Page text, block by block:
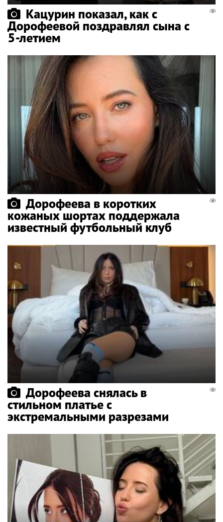
Кацурин показал, как с
Дорофеевой поздравлял сына с
5-летием
Дорофеева в коротких
кожаных шортах поддержала
известный футбольный клуб
Дорофеева снялась в
стильном платье с
экстремальными разрезами